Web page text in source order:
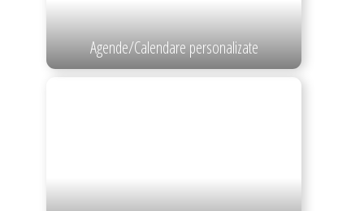
Agende/Calendare personalizate